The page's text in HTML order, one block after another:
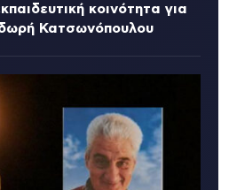
κοινότητα για
Κατσωνόπουλου